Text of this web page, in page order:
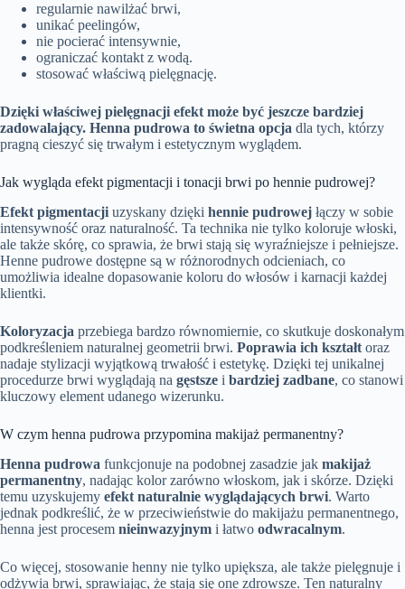
regularnie nawilżać brwi,
unikać peelingów,
nie pocierać intensywnie,
ograniczać kontakt z wodą.
stosować właściwą pielęgnację.
Dzięki właściwej pielęgnacji efekt może być jeszcze bardziej
zadowalający. Henna pudrowa to świetna opcja dla tych, którzy
pragną cieszyć się trwałym i estetycznym wyglądem.
Jak wygląda efekt pigmentacji i tonacji brwi po hennie pudrowej?
Efekt pigmentacji uzyskany dzięki hennie pudrowej łączy w sobie
intensywność oraz naturalność. Ta technika nie tylko koloruje włoski,
ale także skórę, co sprawia, że brwi stają się wyraźniejsze i pełniejsze.
Henne pudrowe dostępne są w różnorodnych odcieniach, co
umożliwia idealne dopasowanie koloru do włosów i karnacji każdej
klientki.
Koloryzacja przebiega bardzo równomiernie, co skutkuje doskonałym
podkreśleniem naturalnej geometrii brwi. Poprawia ich kształt oraz
nadaje stylizacji wyjątkową trwałość i estetykę. Dzięki tej unikalnej
procedurze brwi wyglądają na gęstsze i bardziej zadbane, co stanowi
kluczowy element udanego wizerunku.
W czym henna pudrowa przypomina makijaż permanentny?
Henna pudrowa funkcjonuje na podobnej zasadzie jak makijaż
permanentny, nadając kolor zarówno włoskom, jak i skórze. Dzięki
temu uzyskujemy efekt naturalnie wyglądających brwi. Warto
jednak podkreślić, że w przeciwieństwie do makijażu permanentnego,
henna jest procesem nieinwazyjnym i łatwo odwracalnym.
Co więcej, stosowanie henny nie tylko upiększa, ale także pielęgnuje i
odżywia brwi, sprawiając, że stają się one zdrowsze. Ten naturalny